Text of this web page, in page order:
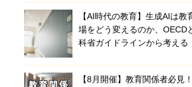
【AI時代の教育】生成AIは教
場をどう変えるのか、OECD
科省ガイドラインから考える
【8月開催】教育関係者必見